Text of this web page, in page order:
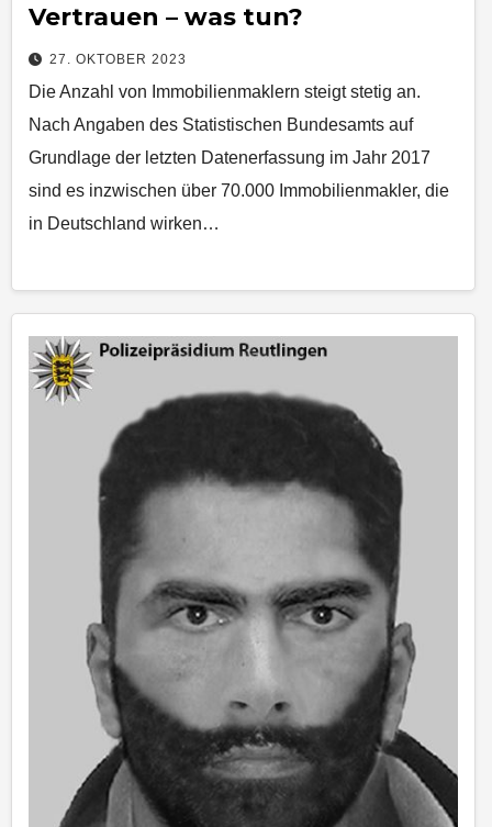
Vertrauen – was tun?
27. OKTOBER 2023
Die Anzahl von Immobilienmaklern steigt stetig an.
Nach Angaben des Statistischen Bundesamts auf
Grundlage der letzten Datenerfassung im Jahr 2017
sind es inzwischen über 70.000 Immobilienmakler, die
in Deutschland wirken…